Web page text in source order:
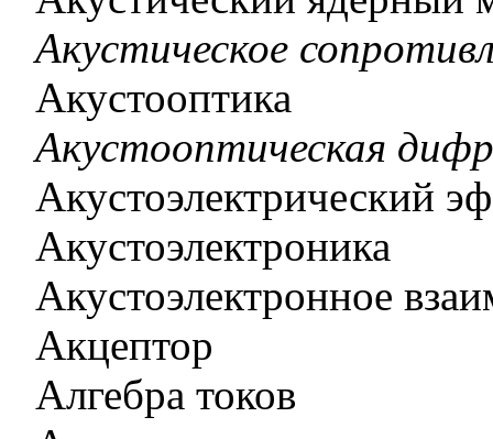
Акустическое
Акустооптика
Акустооптическая
Акустоэлектрический
Акустоэлектроника
Акустоэлектронное
Акцептор
Алгебра токов